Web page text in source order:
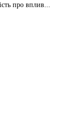
про вплив...